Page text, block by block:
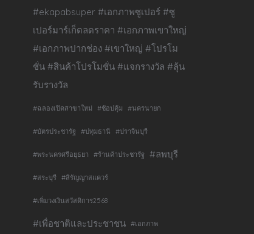
#ekapabsuper #เอกภาพซูเปอร์ #ซู
เปอร์มาร์เก็ตลดราคา #เอกภาพเขาใหญ่
#เอกภาพปากช่อง #เขาใหญ่ #โปรโม
ชั่น #สินค้าโปรโมชั่น #แจกรางวัล #ลุ้น
รับรางวัล
#ฉลองเปิดสาขาใหม่ #ช้อปคุ้ม #นครนายก
#บัตรประชารัฐ #ปทุมธานี #ปราจีนบุรี
#พระนครศรีอยุธยา #ร้านค้าประชารัฐ #ลพบุรี
#สระบุรี #สิรัญญาสแควร์
#เพิ่มวงเงินสวัสดิการ2568
#เพื่อชาติและประชาชน #เอกภาพ